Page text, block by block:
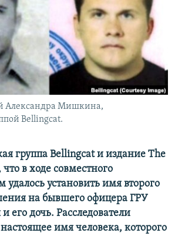
Александра Мишкина,
Bellingcat.
группа Bellingcat​ и издание The
в ходе совместного
удалось установить имя второго
на бывшего офицера ГРУ
его дочь. Расследователи
имя человека, которого